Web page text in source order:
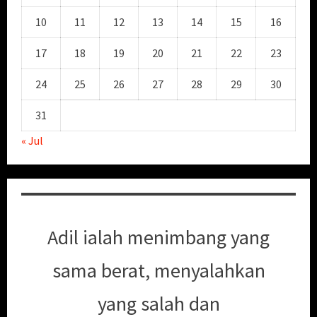
10 11 12 13 14 15 16
17 18 19 20 21 22 23
24 25 26 27 28 29 30
31
« Jul
Adil ialah menimbang yang
sama berat, menyalahkan
yang salah dan